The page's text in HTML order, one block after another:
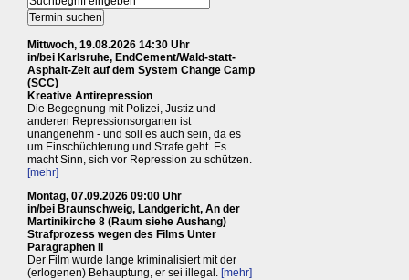
Mittwoch, 19.08.2026 14:30 Uhr
in/bei Karlsruhe, EndCement/Wald-statt-
Asphalt-Zelt auf dem System Change Camp
(SCC)
Kreative Antirepression
Die Begegnung mit Polizei, Justiz und
anderen Repressionsorganen ist
unangenehm - und soll es auch sein, da es
um Einschüchterung und Strafe geht. Es
macht Sinn, sich vor Repression zu schützen.
[mehr]
Montag, 07.09.2026 09:00 Uhr
in/bei Braunschweig, Landgericht, An der
Martinikirche 8 (Raum siehe Aushang)
Strafprozess wegen des Films Unter
Paragraphen II
Der Film wurde lange kriminalisiert mit der
(erlogenen) Behauptung, er sei illegal. [mehr]